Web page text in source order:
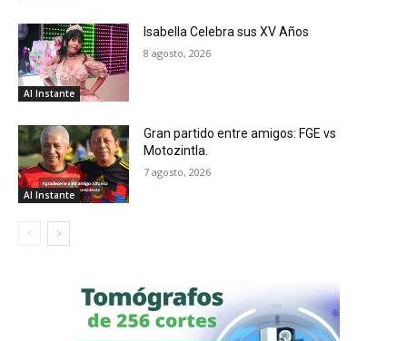
Al Instante
Isabella Celebra sus XV Años
8 agosto, 2026
Al Instante
Gran partido entre amigos: FGE vs
Motozintla.
7 agosto, 2026